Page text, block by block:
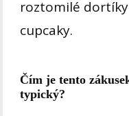
roztomilé
cupcaky.
Čím je tento
typický?